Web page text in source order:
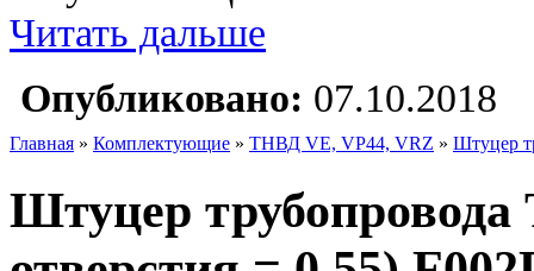
Читать дальше
Опубликовано: 07.10.2018
Главная » Комплектующие » ТНВД VE, VP44, VRZ » Штуцер
Штуцер